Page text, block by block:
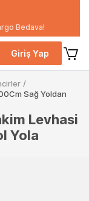
Bedava!
Giriş Yap
/
Sağ Yoldan
Levhasi
Yola